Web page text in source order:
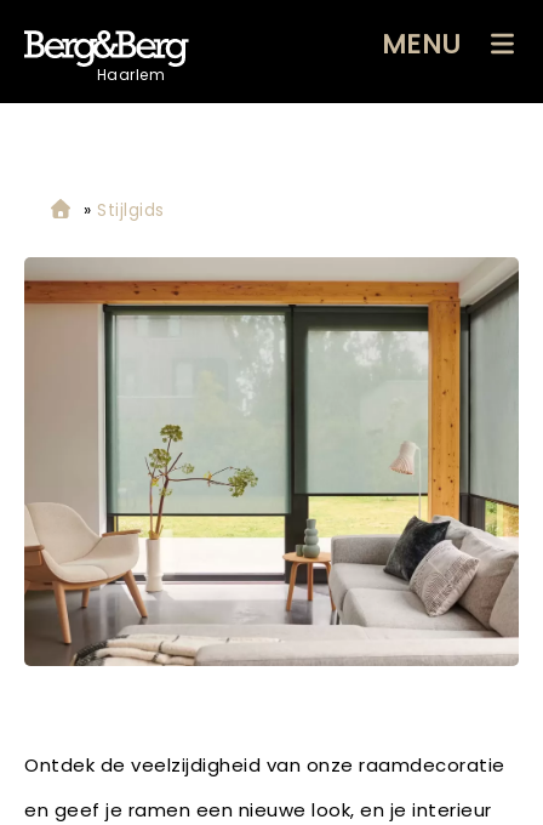
Haarlem
MENU
» Stijlgids
Ontdek de veelzijdigheid van onze raamdecoratie
en geef je ramen een nieuwe look, en je interieur